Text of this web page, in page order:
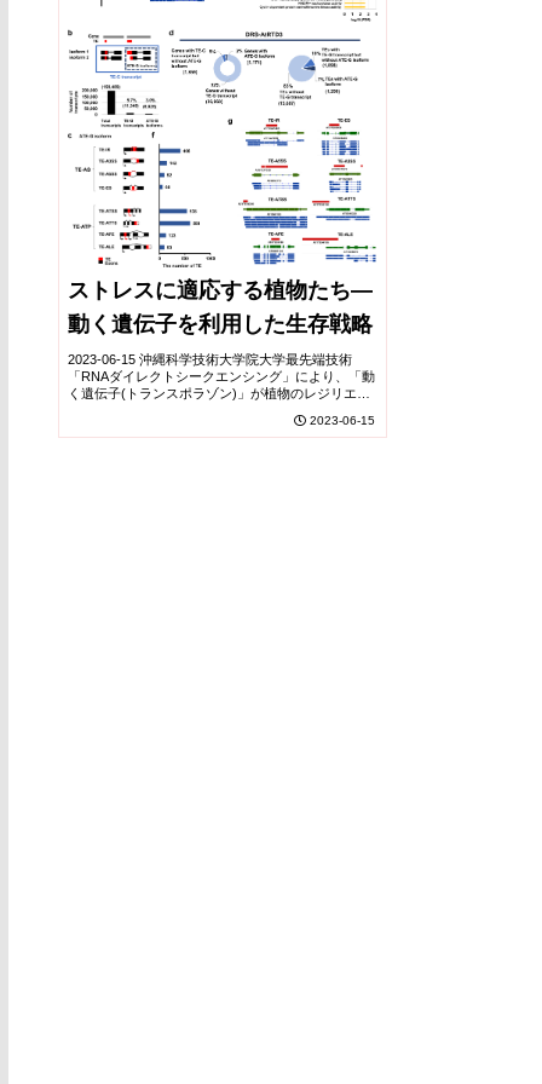
ストレスに適応する植物たち―
動く遺伝子を利用した生存戦略
2023-06-15 沖縄科学技術大学院大学最先端技術
「RNAダイレクトシークエンシング」により、「動
く遺伝子(トランスポラゾン)」が植物のレジリエン
レスリリースこの度、トランスポゾン、通称「動...
2023-06-15